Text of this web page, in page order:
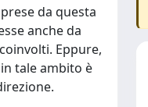
da questa
anche da
Eppure,
tale ambito è